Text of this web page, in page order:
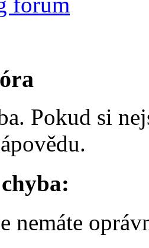
Pokud si
nemáte